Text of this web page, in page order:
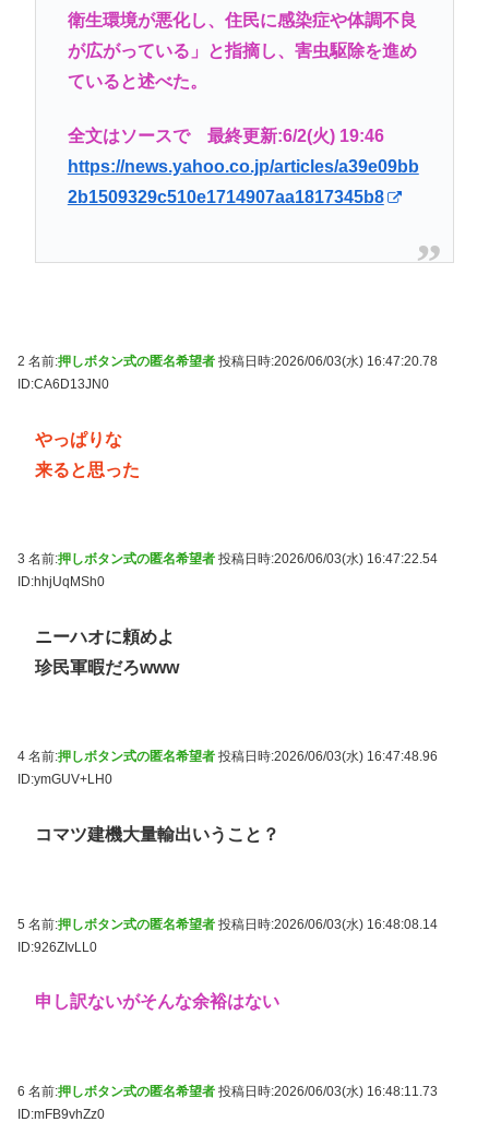
衛生環境が悪化し、住民に感染症や体調不良
が広がっている」と指摘し、害虫駆除を進め
ていると述べた。
全文はソースで 最終更新:6/2(火) 19:46
https://news.yahoo.co.jp/articles/a39e09bb
2b1509329c510e1714907aa1817345b8
2 名前:押しボタン式の匿名希望者 投稿日時:2026/06/03(水) 16:47:20.78
ID:CA6D13JN0
やっぱりな
来ると思った
3 名前:押しボタン式の匿名希望者 投稿日時:2026/06/03(水) 16:47:22.54
ID:hhjUqMSh0
ニーハオに頼めよ
珍民軍暇だろwww
4 名前:押しボタン式の匿名希望者 投稿日時:2026/06/03(水) 16:47:48.96
ID:ymGUV+LH0
コマツ建機大量輸出いうこと？
5 名前:押しボタン式の匿名希望者 投稿日時:2026/06/03(水) 16:48:08.14
ID:926ZIvLL0
申し訳ないがそんな余裕はない
6 名前:押しボタン式の匿名希望者 投稿日時:2026/06/03(水) 16:48:11.73
ID:mFB9vhZz0